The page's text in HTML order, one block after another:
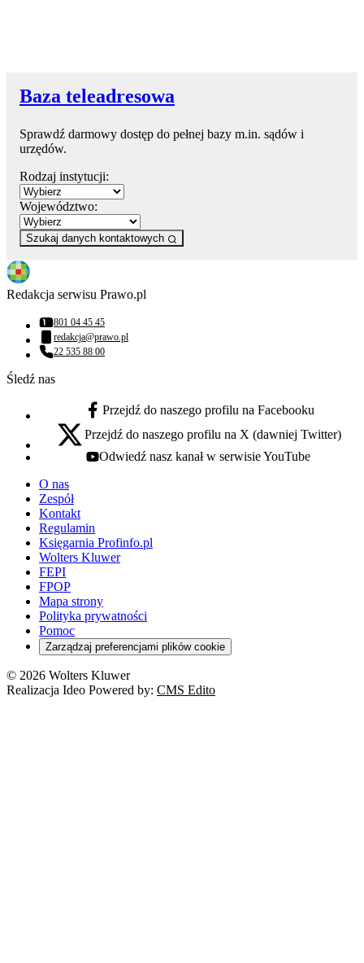
Baza teleadresowa
Sprawdź darmowy dostęp do pełnej bazy m.in. sądów i
urzędów.
Rodzaj instytucji:
Województwo:
Szukaj danych kontaktowych
Redakcja serwisu Prawo.pl
Numer telefonu:
801 04 45 45
Adres email:
redakcja@prawo.pl
Numer telefonu:
22 535 88 00
Śledź nas
facebook - otwiera się w nowej karcie
Przejdź do naszego profilu na Facebooku
x - otwiera się w nowej karcie
Przejdź do naszego profilu na X (dawniej Twitter)
youtube - otwiera się w nowej karcie
Odwiedź nasz kanał w serwisie YouTube
O nas
Zespół
Kontakt
Regulamin
Księgarnia Profinfo.pl
Wolters Kluwer
FEPI
FPOP
Mapa strony
Polityka prywatności
Pomoc
Zarządzaj preferencjami plików cookie
© 2026 Wolters Kluwer
Realizacja Ideo Powered by: CMS Edito